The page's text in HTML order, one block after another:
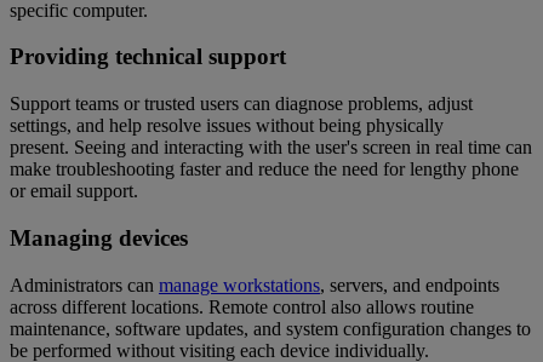
specific computer.
Providing technical support
Support teams or trusted users can diagnose problems, adjust
settings, and help resolve issues without being physically
present. Seeing and interacting with the user's screen in real time can
make troubleshooting faster and reduce the need for lengthy phone
or email support.
Managing devices
Administrators can manage workstations, servers, and endpoints
across different locations. Remote control also allows routine
maintenance, software updates, and system configuration changes to
be performed without visiting each device individually.